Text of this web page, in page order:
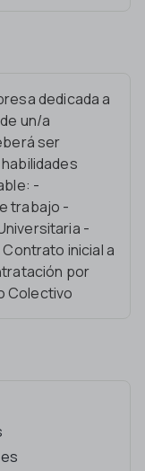
dedicada a
un/a
ser
-
trabajo -
-
inicial a
por
Colectivo